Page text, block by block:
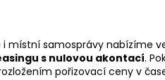
místní samosprávy nabízíme
s nulovou akontací.
pořizovací ceny v